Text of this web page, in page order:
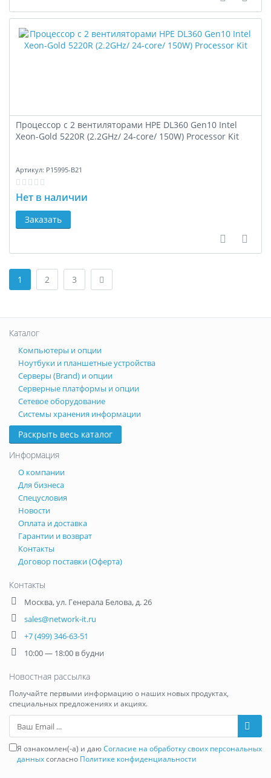
Процессор с 2 вентиляторами HPE DL360 Gen10 Intel
Xeon-Gold 5220R (2.2GHz/ 24-core/ 150W) Processor Kit
Артикул: P15995-B21
Нет в наличии
Заказать
В В
1 2 3
Каталог
Компьютеры и опции
Ноутбуки и планшетные устройства
Серверы (Brand) и опции
Серверные платформы и опции
Сетевое оборудование
Системы хранения информации
Раскрыть весь каталог
Информация
О компании
Для бизнеса
Спецусловия
Новости
Оплата и доставка
Гарантии и возврат
Контакты
Договор поставки (Оферта)
Контакты
Москва,ул. Генерала Белова, д. 26
sales@network-it.ru
+7 (499) 346-63-51
10:00 — 18:00 в будни
Новостная рассылка
Получайте первыми информацию о наших новых продуктах,
специальных предложениях и акциях.
Я ознакомлен(-а) и даюСогласие на обработку своих персональных
данныхсогласно Политике конфиденциальности